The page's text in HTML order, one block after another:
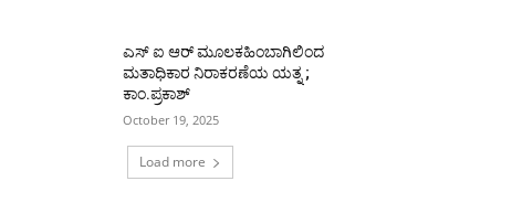
ಎಸ್ ಐ ಆರ್ ಮೂಲಕಹಿಂಬಾಗಿಲಿಂದ
ಮತಾಧಿಕಾರ ನಿರಾಕರಣೆಯ ಯತ್ನ ;
ಕಾಂ.ಪ್ರಕಾಶ್
October 19, 2025
Load more